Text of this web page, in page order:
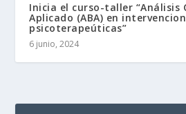
Inicia el curso-taller “Análisis
Aplicado (ABA) en
psicoterapeúticas”
6 junio, 2024